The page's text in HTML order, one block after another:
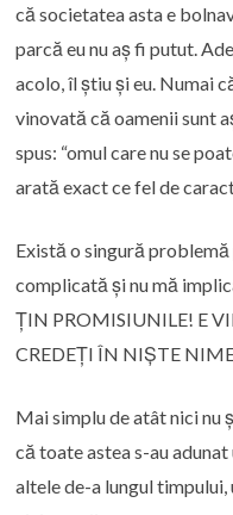
că societatea asta e
parcă eu nu aș fi putut.
acolo, îl știu și eu. Numai
vinovată că oamenii sunt
spus: “omul care nu se
arată exact ce fel de
Există o singură problemă
complicată și nu mă
ȚIN PROMISIUNILE! E
CREDEȚI ÎN NIȘTE
Mai simplu de atât nici nu
că toate astea s-au adunat
altele de-a lungul timpului,